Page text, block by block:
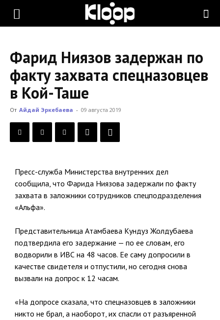
KLOOP.KG
Новости
Кыргызстана
Фарид Ниязов задержан по
факту захвата спецназовцев
в Кой-Таше
От Айдай Эркебаева - 09 августа 2019
Пресс-служба Министерства внутренних дел
сообщила, что Фарида Ниязова задержали по факту
захвата в заложники сотрудников спецподразделения
«Альфа».
Представительница Атамбаева Кундуз Жолдубаева
подтвердила его задержание — по ее словам, его
водворили в ИВС на 48 часов. Ее саму допросили в
качестве свидетеля и отпустили, но сегодня снова
вызвали на допрос к 12 часам.
«На допросе сказала, что спецназовцев в заложники
никто не брал, а наоборот, их спасли от разъяренной